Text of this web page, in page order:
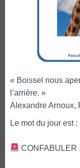
« Boissel nous
l’arrière. »
Alexandre Arnoux,
Le mot du jour est :
CONFABULER